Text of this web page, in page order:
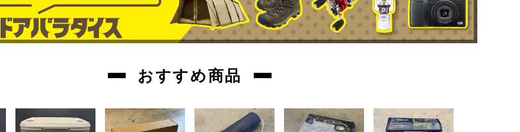
おすすめ商品